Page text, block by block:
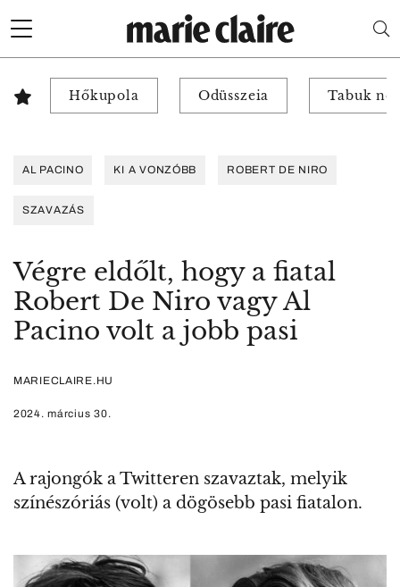
Hőkupola Odüsszeia Tabuk
AL PACINO KI A VONZÓBB ROBERT DE NIRO
SZAVAZÁS
Végre eldőlt, hogy a fiatal
Robert De Niro vagy Al
Pacino volt a jobb pasi
MARIECLAIRE.HU
2024. március 30.
A rajongók a Twitteren szavaztak, melyik
színészóriás (volt) a dögösebb pasi fiatalon.